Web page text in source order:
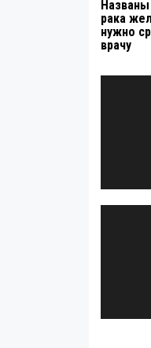
Названы
рака
нужно
врачу